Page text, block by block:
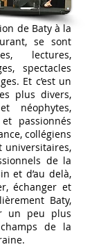
de Baty à la
se sont
lectures,
spectacles
Et c’est un
plus divers,
néophytes,
passionnés
collégiens
universitaires,
de la
et d’au delà,
échanger et
Baty,
un peu plus
de la